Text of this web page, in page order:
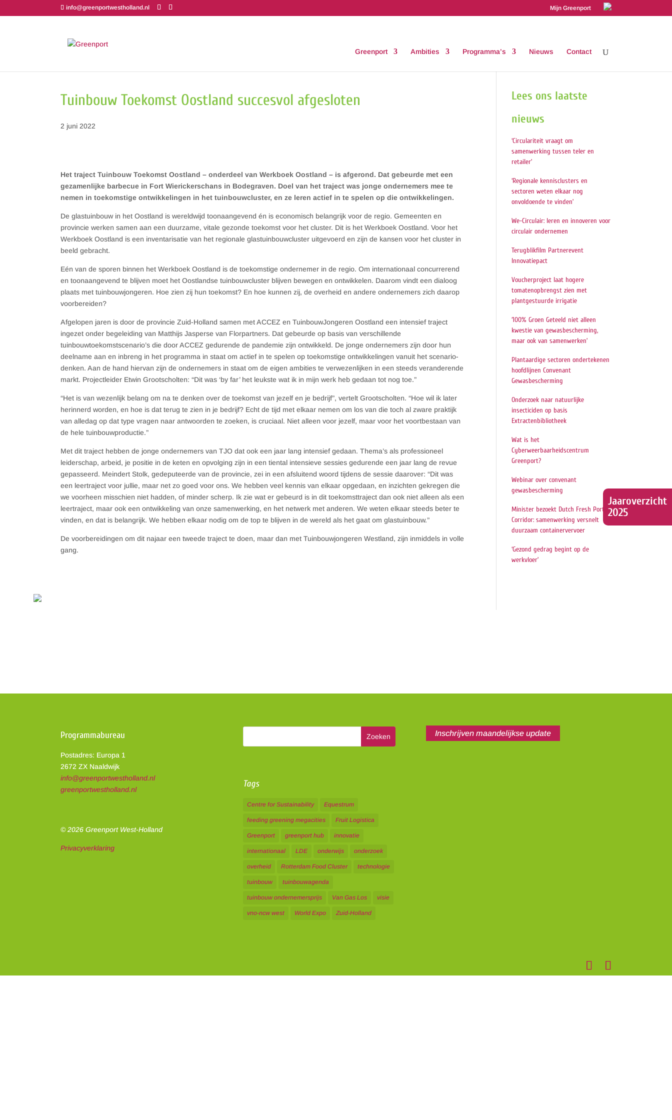
info@greenportwestholland.nl Mijn Greenport
Greenport Ambities Programma’s Nieuws Contact
Jaaroverzicht
2025
Tuinbouw Toekomst Oostland succesvol afgesloten
2 juni 2022
Het traject Tuinbouw Toekomst Oostland – onderdeel van Werkboek Oostland – is afgerond. Dat gebeurde met een
gezamenlijke barbecue in Fort Wierickerschans in Bodegraven. Doel van het traject was jonge ondernemers mee te
nemen in toekomstige ontwikkelingen in het tuinbouwcluster, en ze leren actief in te spelen op die ontwikkelingen.
De glastuinbouw in het Oostland is wereldwijd toonaangevend én is economisch belangrijk voor de regio. Gemeenten en
provincie werken samen aan een duurzame, vitale gezonde toekomst voor het cluster. Dit is het Werkboek Oostland. Voor het
Werkboek Oostland is een inventarisatie van het regionale glastuinbouwcluster uitgevoerd en zijn de kansen voor het cluster in
beeld gebracht.
Eén van de sporen binnen het Werkboek Oostland is de toekomstige ondernemer in de regio. Om internationaal concurrerend
en toonaangevend te blijven moet het Oostlandse tuinbouwcluster blijven bewegen en ontwikkelen. Daarom vindt een dialoog
plaats met tuinbouwjongeren. Hoe zien zij hun toekomst? En hoe kunnen zij, de overheid en andere ondernemers zich daarop
voorbereiden?
Afgelopen jaren is door de provincie Zuid-Holland samen met ACCEZ en TuinbouwJongeren Oostland een intensief traject
ingezet onder begeleiding van Matthijs Jasperse van Florpartners. Dat gebeurde op basis van verschillende
tuinbouwtoekomstscenario’s die door ACCEZ gedurende de pandemie zijn ontwikkeld. De jonge ondernemers zijn door hun
deelname aan en inbreng in het programma in staat om actief in te spelen op toekomstige ontwikkelingen vanuit het scenario-
denken. Aan de hand hiervan zijn de ondernemers in staat om de eigen ambities te verwezenlijken in een steeds veranderende
markt. Projectleider Etwin Grootscholten: “Dit was ‘by far’ het leukste wat ik in mijn werk heb gedaan tot nog toe.”
“Het is van wezenlijk belang om na te denken over de toekomst van jezelf en je bedrijf”, vertelt Grootscholten. “Hoe wil ik later
herinnerd worden, en hoe is dat terug te zien in je bedrijf? Echt de tijd met elkaar nemen om los van die toch al zware praktijk
van alledag op dat type vragen naar antwoorden te zoeken, is cruciaal. Niet alleen voor jezelf, maar voor het voortbestaan van
de hele tuinbouwproductie.”
Met dit traject hebben de jonge ondernemers van TJO dat ook een jaar lang intensief gedaan. Thema’s als professioneel
leiderschap, arbeid, je positie in de keten en opvolging zijn in een tiental intensieve sessies gedurende een jaar lang de revue
gepasseerd. Meindert Stolk, gedeputeerde van de provincie, zei in een afsluitend woord tijdens de sessie daarover: “Dit was
een leertraject voor jullie, maar net zo goed voor ons. We hebben veel kennis van elkaar opgedaan, en inzichten gekregen die
we voorheen misschien niet hadden, of minder scherp. Ik zie wat er gebeurd is in dit toekomsttraject dan ook niet alleen als een
leertraject, maar ook een ontwikkeling van onze samenwerking, en het netwerk met anderen. We weten elkaar steeds beter te
vinden, en dat is belangrijk. We hebben elkaar nodig om de top te blijven in de wereld als het gaat om glastuinbouw.”
De voorbereidingen om dit najaar een tweede traject te doen, maar dan met Tuinbouwjongeren Westland, zijn inmiddels in volle
gang.
Lees ons laatste
nieuws
‘Circulariteit vraagt om
samenwerking tussen teler en
retailer’
‘Regionale kennisclusters en
sectoren weten elkaar nog
onvoldoende te vinden’
We-Circulair: leren en innoveren voor
circulair ondernemen
Terugblikfilm Partnerevent
Innovatiepact
Voucherproject laat hogere
tomatenopbrengst zien met
plantgestuurde irrigatie
‘100% Groen Geteeld niet alleen
kwestie van gewasbescherming,
maar ook van samenwerken’
Plantaardige sectoren ondertekenen
hoofdlijnen Convenant
Gewasbescherming
Onderzoek naar natuurlijke
insecticiden op basis
Extractenbibliotheek
Wat is het
Cyberweerbaarheidscentrum
Greenport?
Webinar over convenant
gewasbescherming
Minister bezoekt Dutch Fresh Port
Corridor: samenwerking versnelt
duurzaam containervervoer
‘Gezond gedrag begint op de
werkvloer’
Programmabureau
Postadres: Europa 1
2672 ZX Naaldwijk
info@greenportwestholland.nl
greenportwestholland.nl
© 2026 Greenport West-Holland
Privacyverklaring
Tags
Centre for Sustainability Equestrum
feeding greening megacities Fruit Logistica
Greenport greenport hub innovatie
internationaal LDE onderwijs onderzoek
overheid Rotterdam Food Cluster technologie
tuinbouw tuinbouwagenda
tuinbouw ondernemersprijs Van Gas Los visie
vno-ncw west World Expo Zuid-Holland
Inschrijven maandelijkse update